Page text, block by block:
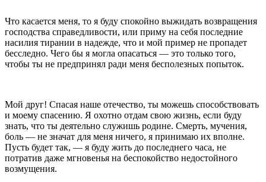
Что касается меня, то я буду спокойно выжидать воз­вращения
господства справедливости, или приму на себя последние
насилия тирании в надежде, что и мой пример не пропадет
бесследно. Чего бы я могла опасать­ся — это только того,
чтобы ты не предпринял ради меня бесполезных попыток.
Мой друг! Спасая наше отечество, ты можешь спо­собствовать
и моему спасению. Я охотно отдам свою жизнь, если буду
знать, что ты деятельно служишь родине. Смерть, мучения,
боль — не значат для меня ни­чего, я принимаю их вполне.
Пусть будет так, — я буду жить до последнего часа, не
потратив даже мгно­венья на беспокойство недостойного
возмущения.